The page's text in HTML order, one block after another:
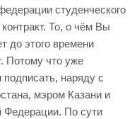
студенческого
То, о чём Вы
до этого времени
Потому что уже
подписать, наряду с
мэром Казани и
Федерации. По сути